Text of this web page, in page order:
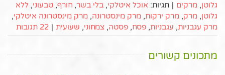
גלוטן, מרקים | תגיות: אוכל איטלקי, בלי בשר, חורף, טבעוני, ללא
גלוטן, מרק, מרק ירקות, מרק מינסטרונה, מרק מינסטרונה איטלקי,
מרק עגבניות, עגבניות, פסח, פסטה, צמחוני, שעועית | 22 תגובות
מתכונים קשורים